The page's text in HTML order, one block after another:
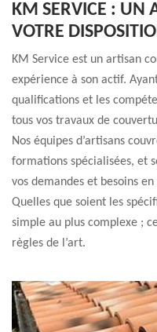
KM SERVICE : UN
VOTRE
KM Service est un artisan
expérience à son actif.
qualifications et les
tous vos travaux de
Nos équipes d’artisans
formations spécialisées, et
vos demandes et besoins
Quelles que soient les
simple au plus complexe ;
règles de l’art.